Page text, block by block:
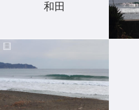
和田